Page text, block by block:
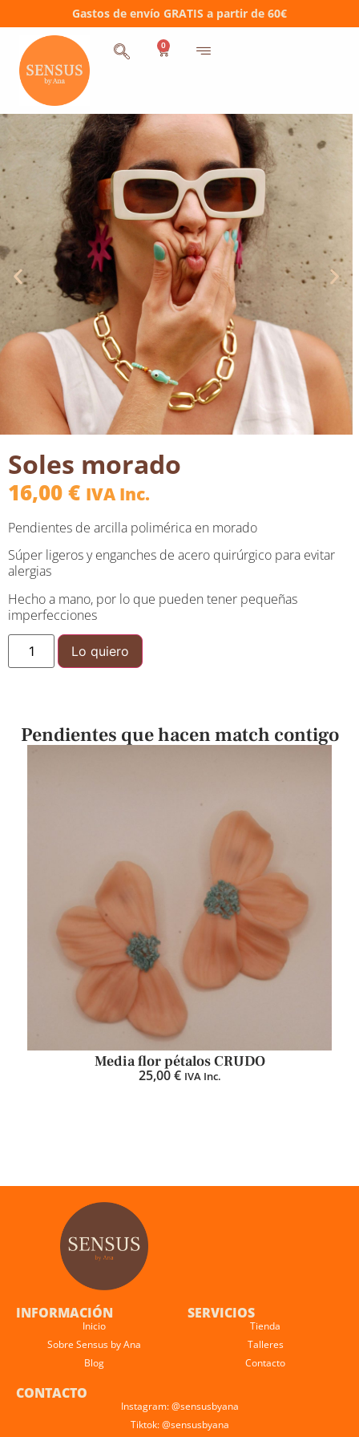
Gastos de envío GRATIS a partir de 60€
0
Soles morado
16,00€ IVA Inc.
Pendientes de arcilla polimérica en morado
Súper ligeros y enganches de acero quirúrgico para evitar
alergias
Hecho a mano, por lo que pueden tener pequeñas
imperfecciones
Lo quiero
Pendientes que hacen match contigo
Media flor pétalos CRUDO
25,00€ IVA Inc.
INFORMACIÓN
Inicio
Sobre Sensus by Ana
Blog
SERVICIOS
Tienda
Talleres
Contacto
CONTACTO
Instagram: @sensusbyana
Tiktok: @sensusbyana